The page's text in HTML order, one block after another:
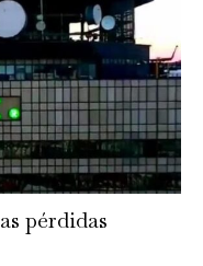
pérdidas